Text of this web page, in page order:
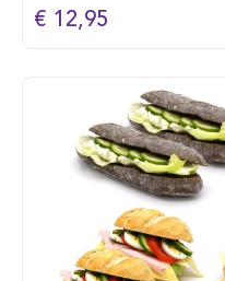
€ 12,95